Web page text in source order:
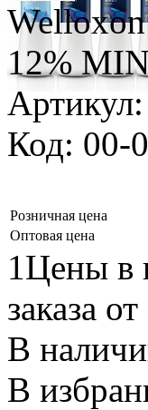
Welloxon
12%
Код: 00-
Розничная цена
Оптовая цена
1Цены в
заказа
В
В